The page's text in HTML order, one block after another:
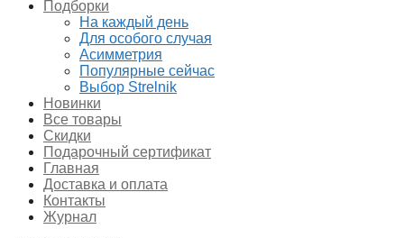
Подборки
На каждый день
Для особого случая
Асимметрия
Популярные сейчас
Выбор Strelnik
Новинки
Все товары
Скидки
Подарочный сертификат
Главная
Доставка и оплата
Контакты
Журнал